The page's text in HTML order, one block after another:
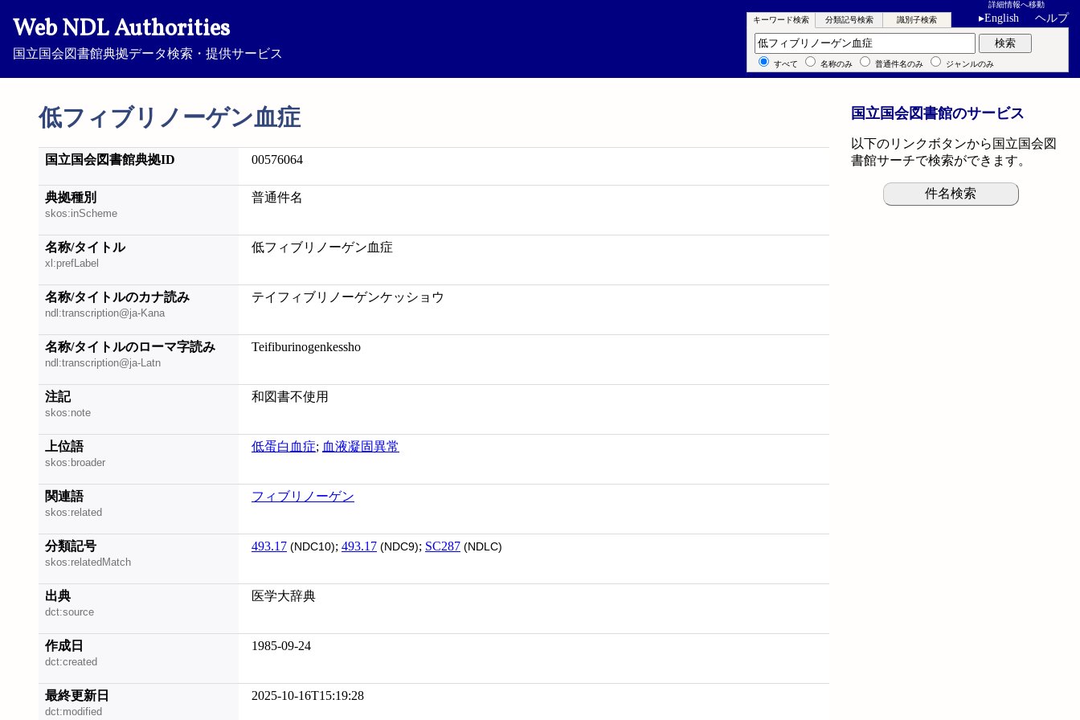
Web NDL Authorities
国立国会図書館典拠データ検索・提供サービス
詳細情報へ移動
▸English ヘルプ
低フィブリノーゲン血症
キーワード検索 分類記号検索 識別子検索
キーワード検索 検索
すべて 名称のみ 普通件名のみ ジャンルのみ
国立国会図書館典拠ID 00576064
典拠種別
skos:inScheme
普通件名
名称/タイトル
xl:prefLabel
低フィブリノーゲン血症
名称/タイトルのカナ読み
ndl:transcription@ja-Kana
テイフィブリノーゲンケッショウ
名称/タイトルのローマ字読み
ndl:transcription@ja-Latn
Teifiburinogenkessho
注記
skos:note
和図書不使用
上位語
skos:broader
低蛋白血症; 血液凝固異常
関連語
skos:related
フィブリノーゲン
分類記号
skos:relatedMatch
493.17 (NDC10); 493.17 (NDC9); SC287 (NDLC)
出典
dct:source
医学大辞典
作成日
dct:created
1985-09-24
最終更新日
dct:modified
2025-10-16T15:19:28
国立国会図書館のサービス
以下のリンクボタンから国立国会図
書館サーチで検索ができます。
件名検索